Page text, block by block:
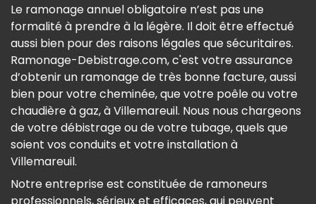
Le ramonage annuel obligatoire n’est pas une
formalité à prendre à la légère. Il doit être effectué
aussi bien pour des raisons légales que sécuritaires.
Ramonage-Debistrage.com, c'est votre assurance
d’obtenir un ramonage de très bonne facture, aussi
bien pour votre cheminée, que votre poêle ou votre
chaudière à gaz, à Villemareuil. Nous nous chargeons
de votre débistrage ou de votre tubage, quels que
soient vos conduits et votre installation à
Villemareuil.
Notre entreprise est constituée de ramoneurs
professionnels, sérieux et efficaces, qui peuvent